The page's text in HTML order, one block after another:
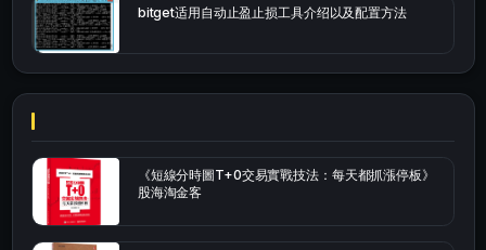
bitget适用自动止盈止损工具介绍以及配置方法
《短線分時圖T+0交易實戰技法：每天都抓漲停板》
股海淘金客